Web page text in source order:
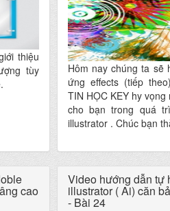
thiệu
tùy
Hôm nay chúng ta sẽ
ứng effects (tiếp
TIN HỌC KEY hy
cho bạn trong quá
illustrator . Chúc bạn
cao
Video hướng dẫn tự
illustrator ( Ai) căn
- Bài 24